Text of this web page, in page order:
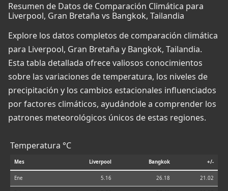
Resumen de Datos de Comparación Climática para
Liverpool, Gran Bretaña vs Bangkok, Tailandia
Explore los datos completos de comparación climática
para Liverpool, Gran Bretaña y Bangkok, Tailandia.
Esta tabla detallada ofrece valiosos conocimientos
sobre las variaciones de temperatura, los niveles de
precipitación y los cambios estacionales influenciados
por factores climáticos, ayudándole a comprender los
patrones meteorológicos únicos de estas regiones.
Temperatura °C
Mes Liverpool Bangkok +/-
Ene 5.16 26.18 21.02